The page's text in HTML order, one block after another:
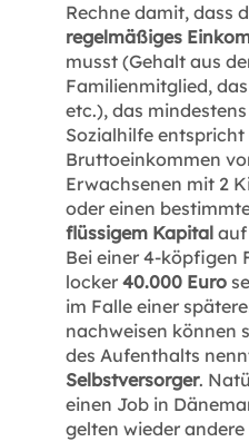
Rechne damit, dass
regelmäßiges
musst (Gehalt aus
Familienmitglied,
etc.), das
Sozialhilfe
Bruttoeinkommen
Erwachsenen mit 2
oder einen
flüssigem Kapitalauf
Bei einer 4-köpfigen
locker40.000 Euro
im Falle einer
nachweisen können
des Aufenthalts
Selbstversorger.
einen Job in
gelten wieder andere